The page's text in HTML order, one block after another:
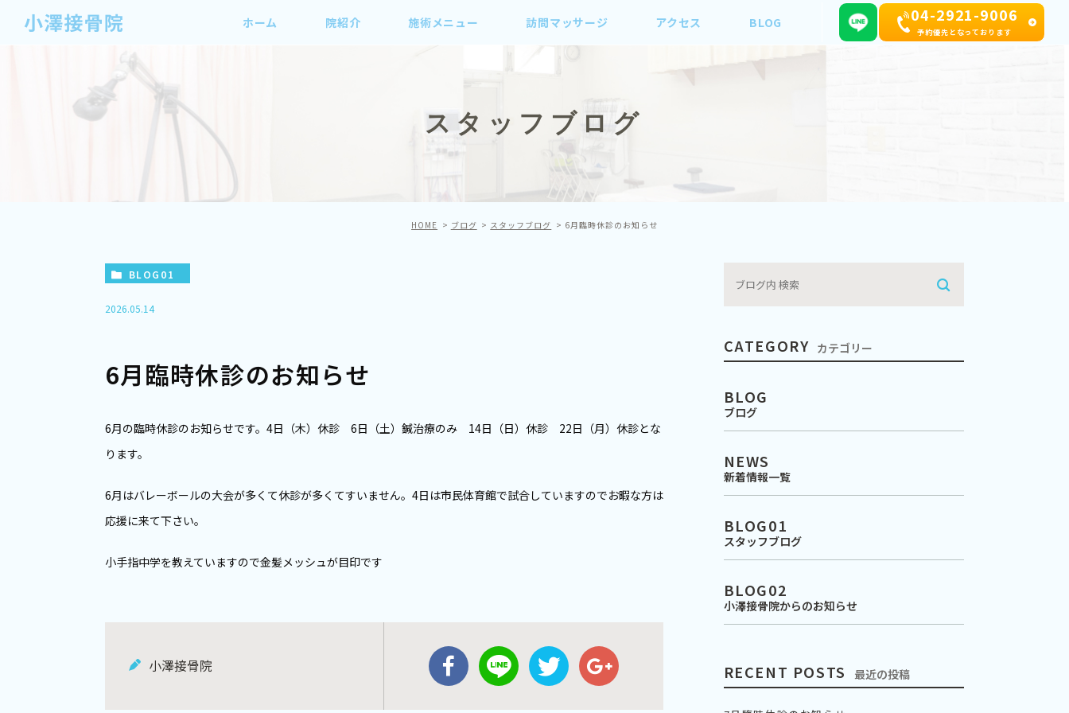
ホーム 院紹介 施術メニュー 訪問マッサージ アクセス BLOG 04-2921-9006
予約優先となっております
スタッフブログ
HOME ブログ スタッフブログ 6月臨時休診のお知らせ
BLOG01
2026.05.14
6月臨時休診のお知らせ
6月の臨時休診のお知らせです。4日（木）休診 6日（土）鍼治療のみ 14日（日）休診 22日（月）休診とな
ります。
6月はバレーボールの大会が多くて休診が多くてすいません。4日は市民体育館で試合していますのでお暇な方は
応援に来て下さい。
小手指中学を教えていますので金髪メッシュが目印です
小澤接骨院
CATEGORY カテゴリー
BLOG
ブログ
NEWS
新着情報一覧
BLOG01
スタッフブログ
BLOG02
小澤接骨院からのお知らせ
RECENT POSTS 最近の投稿